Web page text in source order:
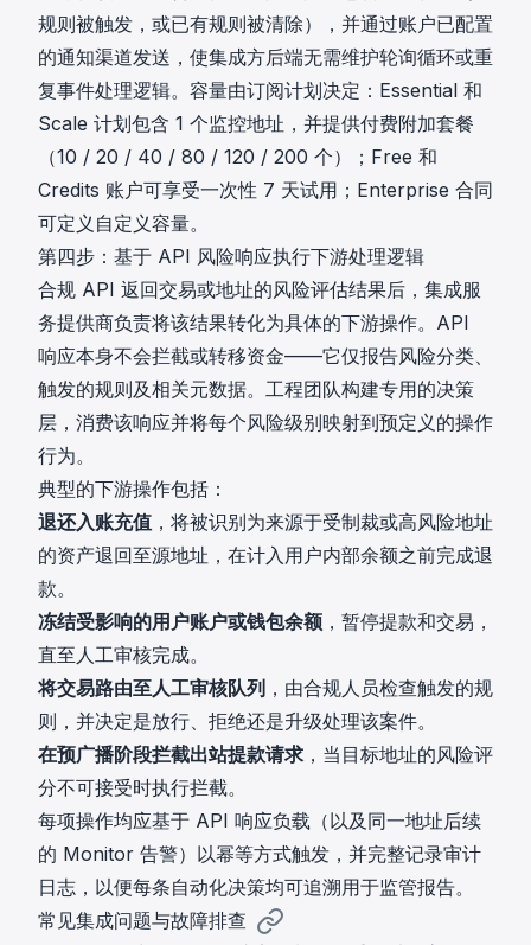
规则被触发，或已有规则被清除），并通过账户已配置
的通知渠道发送，使集成方后端无需维护轮询循环或重
复事件处理逻辑。容量由订阅计划决定：Essential 和
Scale 计划包含 1 个监控地址，并提供付费附加套餐
（10 / 20 / 40 / 80 / 120 / 200 个）；Free 和
Credits 账户可享受一次性 7 天试用；Enterprise 合同
可定义自定义容量。
第四步：基于 API 风险响应执行下游处理逻辑
合规 API 返回交易或地址的风险评估结果后，集成服
务提供商负责将该结果转化为具体的下游操作。API
响应本身不会拦截或转移资金——它仅报告风险分类、
触发的规则及相关元数据。工程团队构建专用的决策
层，消费该响应并将每个风险级别映射到预定义的操作
行为。
典型的下游操作包括：
退还入账充值 ，将被识别为来源于受制裁或高风险地址
的资产退回至源地址，在计入用户内部余额之前完成退
款。
冻结受影响的用户账户或钱包余额 ，暂停提款和交易，
直至人工审核完成。
将交易路由至人工审核队列 ，由合规人员检查触发的规
则，并决定是放行、拒绝还是升级处理该案件。
在预广播阶段拦截出站提款请求 ，当目标地址的风险评
分不可接受时执行拦截。
每项操作均应基于 API 响应负载（以及同一地址后续
的 Monitor 告警）以幂等方式触发，并完整记录审计
日志，以便每条自动化决策均可追溯用于监管报告。
常见集成问题与故障排查